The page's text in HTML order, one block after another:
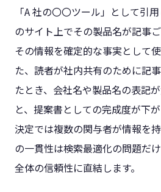
「A 社の〇〇ツール」として引
のサイト上でその製品名が記事
その情報を確定的な事実として
た、読者が社内共有のために記
たとき、会社名や製品名の表記
と、提案書としての完成度が下
決定では複数の関与者が情報を
の一貫性は検索最適化の問題だ
全体の信頼性に直結します。